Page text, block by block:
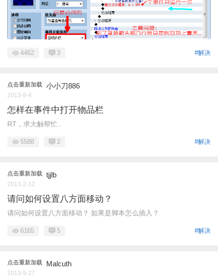
#解决
4462 3
点击重新加载 小小刀886
2013-8-4
怎样在事件中打开物品栏
RT，求大触帮忙..
#解决
5588 2
点击重新加载 tjjlb
2013-2-12
请问如何设置八方面移动？
请问如何设置八方面移动？ 如果是脚本怎么插入？
#解决
6165 5
点击重新加载 Malcuth
2013-5-27